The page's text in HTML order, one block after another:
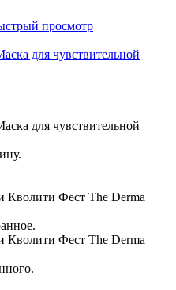
просмотр
для чувствительной
для чувствительной
Кволити Фест The Derma
Кволити Фест The Derma